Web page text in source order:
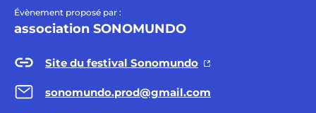
Évènement proposé par :
association SONOMUNDO
Site du festival Sonomundo
sonomundo.prod@gmail.com